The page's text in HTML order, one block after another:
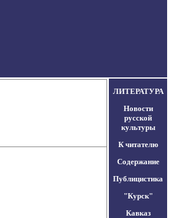
ЛИТЕРАТУРА
Новости
русской
культуры
К читателю
Содержание
Публицистика
"Курск"
Кавказ